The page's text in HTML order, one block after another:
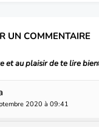
UN COMMENTAIRE
et au plaisir de te lire
2020 à 09:41